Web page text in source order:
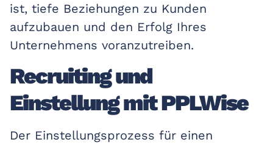
ist, tiefe Beziehungen zu Kunden
aufzubauen und den Erfolg Ihres
Unternehmens voranzutreiben.
Recruiting und
Einstellung mit PPLWise
Der Einstellungsprozess für einen